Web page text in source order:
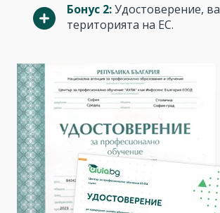
Бонус 2:Удостоверение,
територията на ЕС.